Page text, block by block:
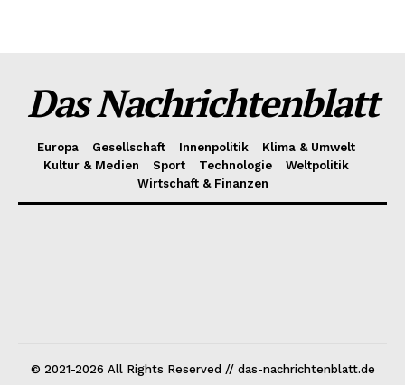
Das Nachrichtenblatt
Europa Gesellschaft Innenpolitik
Klima & Umwelt
Kultur & Medien
Sport Technologie
Weltpolitik
Wirtschaft & Finanzen
© 2021-2026 All Rights Reserved // das-nachrichtenblatt.de